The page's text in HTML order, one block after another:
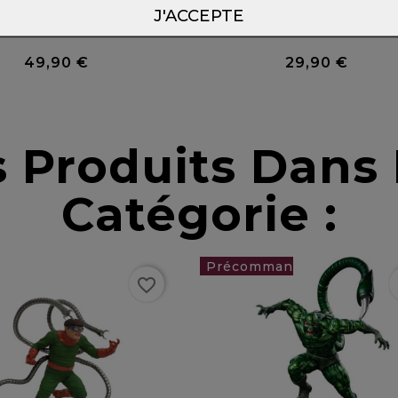
J'ACCEPTE
0 Avis
49,90 €
29,90 €
Produits Dans
Catégorie :
favorite
favorite_border